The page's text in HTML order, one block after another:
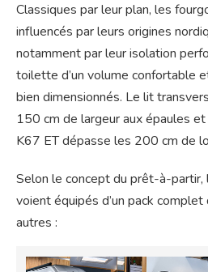
Classiques par leur plan, les
influencés par leurs origines
notamment par leur isolation
toilette d’un volume confortable
bien dimensionnés. Le lit
150 cm de largeur aux épaules et
K67 ET dépasse les 200 cm de
Selon le concept du prêt-à-partir,
voient équipés d’un pack
autres :